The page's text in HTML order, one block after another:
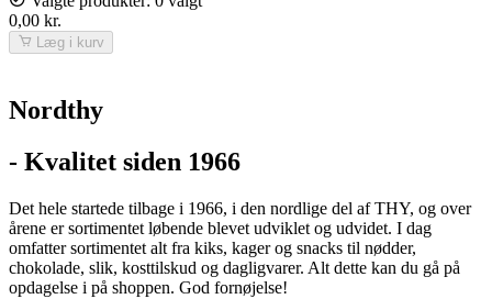
0,00 kr.
Læg i kurv
Nordthy
- Kvalitet siden 1966
Det hele startede tilbage i 1966, i den nordlige del af THY, og over
årene er sortimentet løbende blevet udviklet og udvidet. I dag
omfatter sortimentet alt fra kiks, kager og snacks til nødder,
chokolade, slik, kosttilskud og dagligvarer. Alt dette kan du gå på
opdagelse i på shoppen. God fornøjelse!